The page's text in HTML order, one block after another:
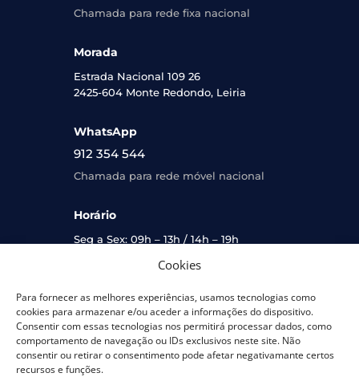
Cookies
Para fornecer as melhores experiências, usamos tecnologias como
cookies para armazenar e/ou aceder a informações do dispositivo.
Consentir com essas tecnologias nos permitirá processar dados, como
comportamento de navegação ou IDs exclusivos neste site. Não
consentir ou retirar o consentimento pode afetar negativamante certos
recursos e funções.
Chamada para rede fixa nacional
Morada
Estrada Nacional 109 26
2425-604 Monte Redondo, Leiria
WhatsApp
912 354 544
Chamada para rede móvel nacional
Horário
Seg a Sex: 09h – 13h / 14h – 19h
Links Úteis
Minha Conta
Termos e Condições Gerais de Utilização e
Política de Privacidade